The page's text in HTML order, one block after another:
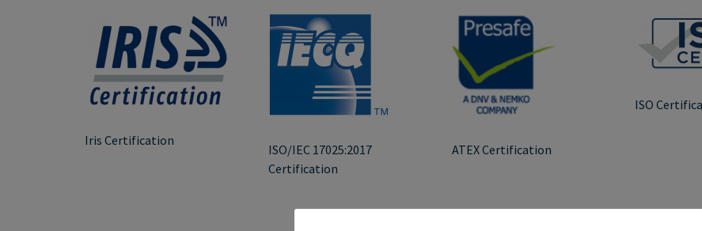
Iris Certification
ISO/IEC 17025:2017
Certification
ATEX Certification
ISO